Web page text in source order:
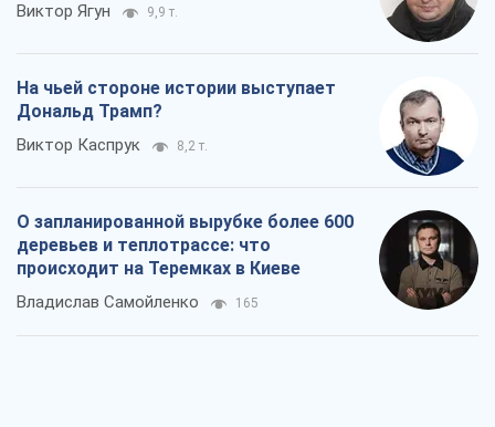
Виктор Ягун 9,9 т.
На чьей стороне истории выступает
Дональд Трамп?
Виктор Каспрук 8,2 т.
О запланированной вырубке более 600
деревьев и теплотрассе: что
происходит на Теремках в Киеве
Владислав Самойленко 165